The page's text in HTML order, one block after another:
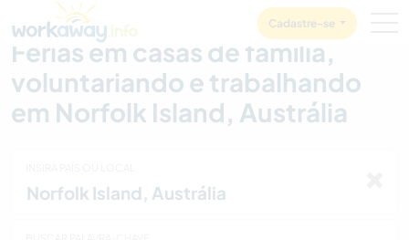
CONTENT
MAIN NAVIGATION
Cadastre-se
Férias em casas de família,
voluntariando e trabalhando
em Norfolk Island, Austrália